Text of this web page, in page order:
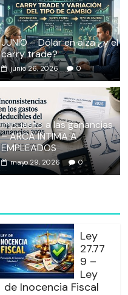
JUNIO – Dólar en alza ¿y el
carry trade?
junio 26, 2026 0
Impuesto a las ganancias
– ARCA INTIMA A
EMPLEADOS
mayo 29, 2026 0
Ley
27.77
9 –
Ley
de Inocencia Fiscal